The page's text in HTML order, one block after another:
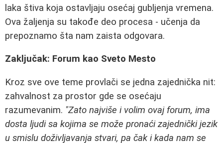
laka štiva koja ostavljaju osećaj gubljenja vremena.
Ova žaljenja su takođe deo procesa - učenja da
prepoznamo šta nam zaista odgovara.
Zaključak: Forum kao Sveto Mesto
Kroz sve ove teme provlači se jedna zajednička nit:
zahvalnost za prostor gde se osećaju
razumevanim. "Zato najviše i volim ovaj forum, ima
dosta ljudi sa kojima se može pronaći zajednički jezik
u smislu doživljavanja stvari, pa čak i kada nam se